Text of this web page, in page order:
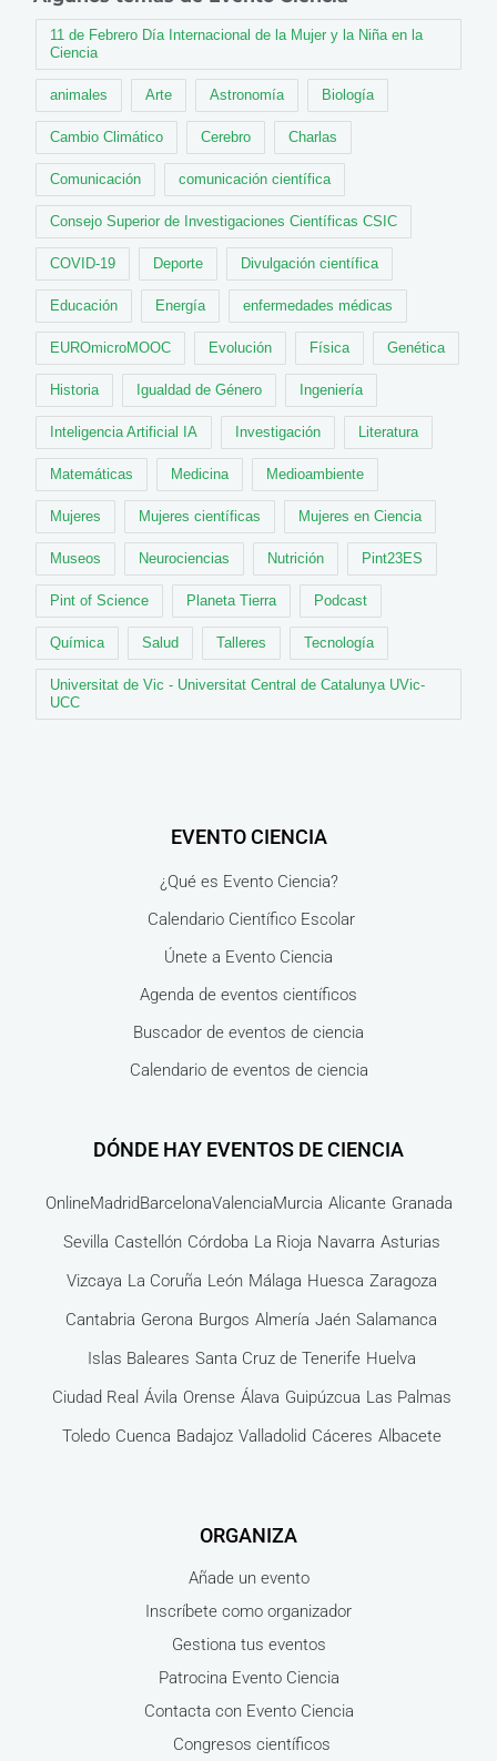
11 de Febrero Día Internacional de la Mujer y la Niña en la
Ciencia
animales Arte Astronomía Biología
Cambio Climático Cerebro Charlas
Comunicación comunicación científica
Consejo Superior de Investigaciones Científicas CSIC
COVID-19 Deporte Divulgación científica
Educación Energía enfermedades médicas
EUROmicroMOOC Evolución Física Genética
Historia Igualdad de Género Ingeniería
Inteligencia Artificial IA Investigación Literatura
Matemáticas Medicina Medioambiente
Mujeres Mujeres científicas Mujeres en Ciencia
Museos Neurociencias Nutrición Pint23ES
Pint of Science Planeta Tierra Podcast
Química Salud Talleres Tecnología
Universitat de Vic - Universitat Central de Catalunya UVic-
UCC
EVENTO CIENCIA
¿Qué es Evento Ciencia?
Calendario Científico Escolar
Únete a Evento Ciencia
Agenda de eventos científicos
Buscador de eventos de ciencia
Calendario de eventos de ciencia
DÓNDE HAY EVENTOS DE CIENCIA
OnlineMadridBarcelonaValenciaMurcia Alicante Granada
Sevilla Castellón Córdoba La Rioja Navarra Asturias
Vizcaya La Coruña León Málaga Huesca Zaragoza
Cantabria Gerona Burgos Almería Jaén Salamanca
Islas Baleares Santa Cruz de Tenerife Huelva
Ciudad Real Ávila Orense Álava Guipúzcua Las Palmas
Toledo Cuenca Badajoz Valladolid Cáceres Albacete
ORGANIZA
Añade un evento
Inscríbete como organizador
Gestiona tus eventos
Patrocina Evento Ciencia
Contacta con Evento Ciencia
Congresos científicos